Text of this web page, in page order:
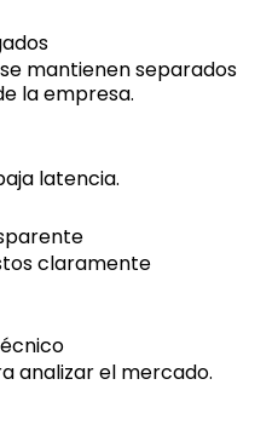
mantienen separados
la empresa.
latencia.
claramente
analizar el mercado.